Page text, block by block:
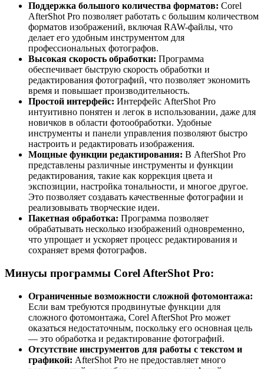
Поддержка большого количества форматов: Corel
AfterShot Pro позволяет работать с большим количеством
форматов изображений, включая RAW-файлы, что
делает его удобным инструментом для
профессиональных фотографов.
Высокая скорость обработки: Программа
обеспечивает быструю скорость обработки и
редактирования фотографий, что позволяет экономить
время и повышает производительность.
Простой интерфейс: Интерфейс AfterShot Pro
интуитивно понятен и легок в использовании, даже для
новичков в области фотообработки. Удобные
инструменты и панели управления позволяют быстро
настроить и редактировать изображения.
Мощные функции редактирования: В AfterShot Pro
представлены различные инструменты и функции
редактирования, такие как коррекция цвета и
экспозиции, настройка тональности, и многое другое.
Это позволяет создавать качественные фотографии и
реализовывать творческие идеи.
Пакетная обработка: Программа позволяет
обрабатывать несколько изображений одновременно,
что упрощает и ускоряет процесс редактирования и
сохраняет время фотографов.
Минусы программы Corel AfterShot Pro:
Ограниченные возможности сложной фотомонтажа:
Если вам требуются продвинутые функции для
сложного фотомонтажа, Corel AfterShot Pro может
оказаться недостаточным, поскольку его основная цель
— это обработка и редактирование фотографий.
Отсутствие инструментов для работы с текстом и
графикой: AfterShot Pro не предоставляет много